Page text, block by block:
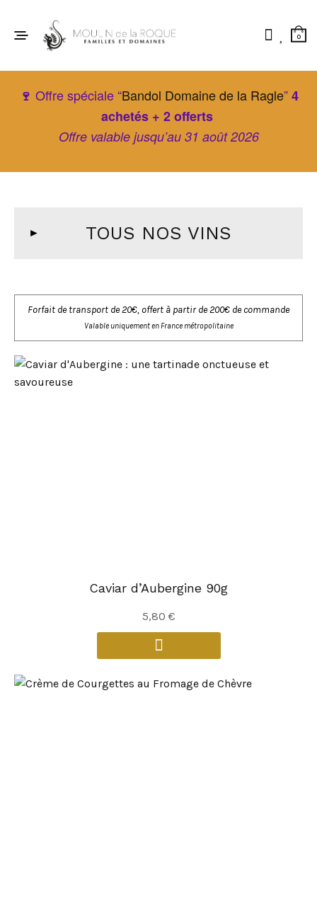
0
🍷 Offre spéciale “Bandol Domaine de la Ragle”4
achetés + 2 offerts
Offre valable jusqu’au 31 août 2026
Forfait de transport de 20€, offert à partir de 200€ de commande
Valable uniquement en France métropolitaine
Caviar d’Aubergine 90g
5,80 €
TOUS NOS VINS